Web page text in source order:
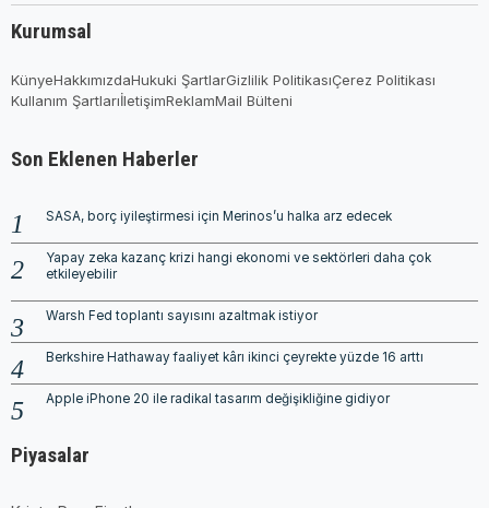
Kurumsal
KünyeHakkımızdaHukuki ŞartlarGizlilik PolitikasıÇerez Politikası
Kullanım ŞartlarıİletişimReklamMail Bülteni
Son Eklenen Haberler
SASA, borç iyileştirmesi için Merinos’u halka arz edecek
Yapay zeka kazanç krizi hangi ekonomi ve sektörleri daha çok
etkileyebilir
Warsh Fed toplantı sayısını azaltmak istiyor
Berkshire Hathaway faaliyet kârı ikinci çeyrekte yüzde 16 arttı
Apple iPhone 20 ile radikal tasarım değişikliğine gidiyor
Piyasalar